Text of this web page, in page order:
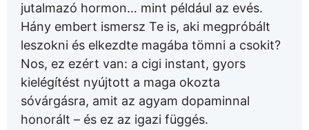
jutalmazó hormon… mint például az evés.
Hány embert ismersz Te is, aki megpróbált
leszokni és elkezdte magába tömni a csokit?
Nos, ez ezért van: a cigi instant, gyors
kielégítést nyújtott a maga okozta
sóvárgásra, amit az agyam dopaminnal
honorált – és ez az igazi függés.